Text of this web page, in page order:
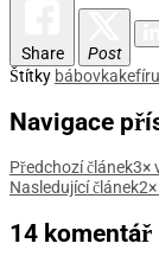
Share Post
Štítky bábovkakefír
Navigace
Předchozí článek3×
Nasledující článek
14 komentář